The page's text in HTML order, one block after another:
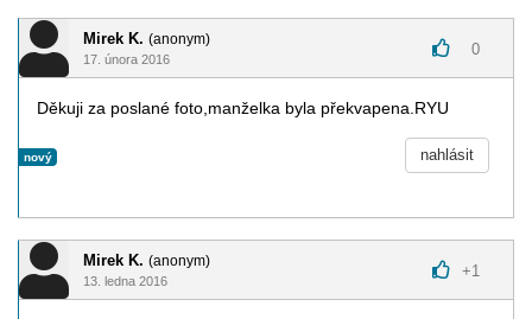
Mirek K. (anonym)
17. února 2016
0
Děkuji za poslané foto,manželka byla překvapena.RYU
nový nahlásit
Mirek K. (anonym)
13. ledna 2016
+1